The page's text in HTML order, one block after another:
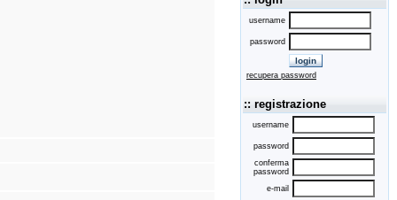
username
password
recupera password
:: registrazione
username
password
conferma
password
e-mail